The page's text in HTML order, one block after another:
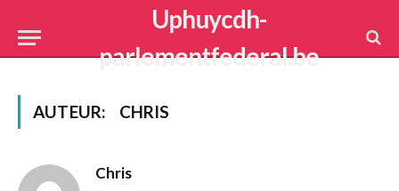
Uphuycdh-
parlementfederal.be
AUTEUR: CHRIS
Chris